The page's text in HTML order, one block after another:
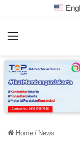
Home / News